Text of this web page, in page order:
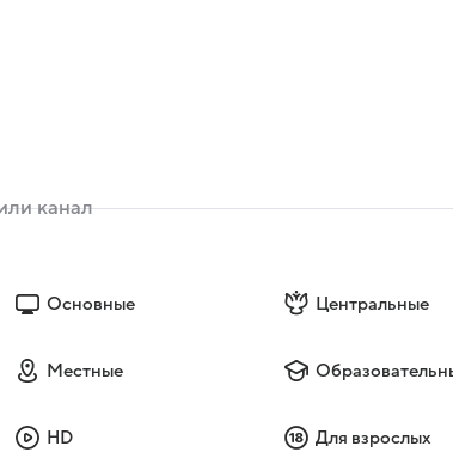
Основные Центральные
Местные
HD Для взрослых